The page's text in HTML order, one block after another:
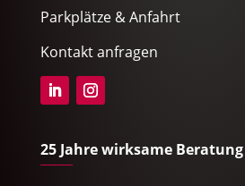
Parkplätze & Anfahrt
Kontakt anfragen
25 Jahre wirksame Beratung